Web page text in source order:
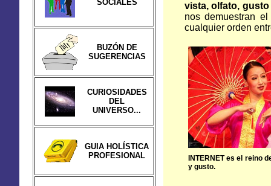
SOCIALES
BUZÓN DE
SUGERENCIAS
CURIOSIDADES
DEL
UNIVERSO...
GUIA HOLÍSTICA
PROFESIONAL
vista, olfato,
nos demuestran
cualquier orden
INTERNET es el reino
y gusto.